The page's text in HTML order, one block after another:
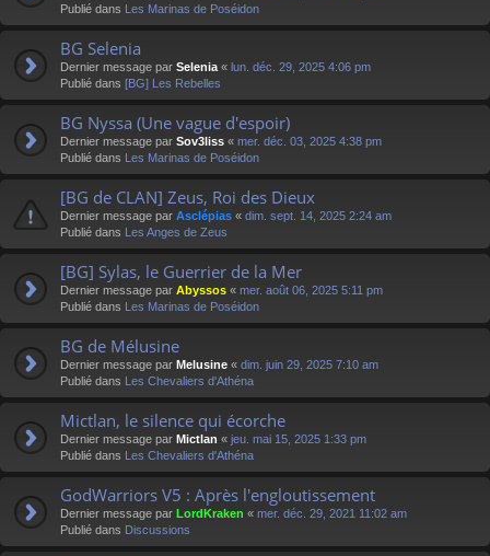
Publié dans Les Marinas de Poséidon
BG Selenia
Dernier message par Selenia « lun. déc. 29, 2025 4:06 pm
Publié dans [BG] Les Rebelles
BG Nyssa (Une vague d'espoir)
Dernier message par Sov3liss « mer. déc. 03, 2025 4:38 pm
Publié dans Les Marinas de Poséidon
[BG de CLAN] Zeus, Roi des Dieux
Dernier message par Asclépias « dim. sept. 14, 2025 2:24 am
Publié dans Les Anges de Zeus
[BG] Sylas, le Guerrier de la Mer
Dernier message par Abyssos « mer. août 06, 2025 5:11 pm
Publié dans Les Marinas de Poséidon
BG de Mélusine
Dernier message par Melusine « dim. juin 29, 2025 7:10 am
Publié dans Les Chevaliers d'Athéna
Mictlan, le silence qui écorche
Dernier message par Mictlan « jeu. mai 15, 2025 1:33 pm
Publié dans Les Chevaliers d'Athéna
GodWarriors V5 : Après l'engloutissement
Dernier message par LordKraken « mer. déc. 29, 2021 11:02 am
Publié dans Discussions